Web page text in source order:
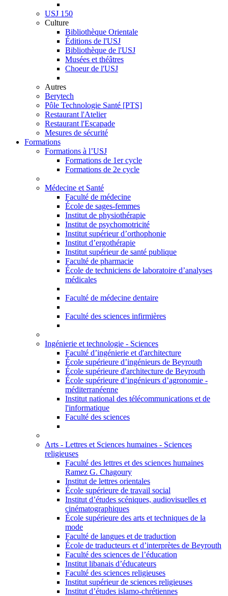
USJ 150
Culture
Bibliothèque Orientale
Éditions de l'USJ
Bibliothèque de l'USJ
Musées et théâtres
Choeur de l'USJ
Autres
Berytech
Pôle Technologie Santé [PTS]
Restaurant l'Atelier
Restaurant l'Escapade
Mesures de sécurité
Formations
Formations à l’USJ
Formations de 1er cycle
Formations de 2e cycle
Médecine et Santé
Faculté de médecine
École de sages-femmes
Institut de physiothérapie
Institut de psychomotricité
Institut supérieur d’orthophonie
Institut d’ergothérapie
Institut supérieur de santé publique
Faculté de pharmacie
École de techniciens de laboratoire d’analyses
médicales
Faculté de médecine dentaire
Faculté des sciences infirmières
Ingénierie et technologie - Sciences
Faculté d’ingénierie et d'architecture
École supérieure d’ingénieurs de Beyrouth
École supérieure d'architecture de Beyrouth
École supérieure d’ingénieurs d’agronomie -
méditerranéenne
Institut national des télécommunications et de
l'informatique
Faculté des sciences
Arts - Lettres et Sciences humaines - Sciences
religieuses
Faculté des lettres et des sciences humaines
Ramez G. Chagoury
Institut de lettres orientales
École supérieure de travail social
Institut d’études scéniques, audiovisuelles et
cinématographiques
École supérieure des arts et techniques de la
mode
Faculté de langues et de traduction
École de traducteurs et d’interprètes de Beyrouth
Faculté des sciences de l’éducation
Institut libanais d’éducateurs
Faculté des sciences religieuses
Institut supérieur de sciences religieuses
Institut d’études islamo-chrétiennes